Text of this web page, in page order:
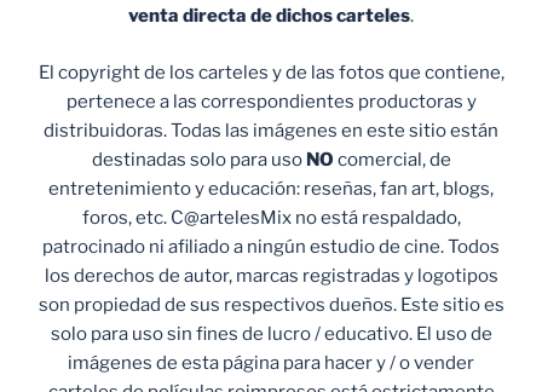
venta directa de dichos carteles.
El copyright de los carteles y de las fotos que contiene,
pertenece a las correspondientes productoras y
distribuidoras. Todas las imágenes en este sitio están
destinadas solo para uso NO comercial, de
entretenimiento y educación: reseñas, fan art, blogs,
foros, etc. C@artelesMix no está respaldado,
patrocinado ni afiliado a ningún estudio de cine. Todos
los derechos de autor, marcas registradas y logotipos
son propiedad de sus respectivos dueños. Este sitio es
solo para uso sin fines de lucro / educativo. El uso de
imágenes de esta página para hacer y / o vender